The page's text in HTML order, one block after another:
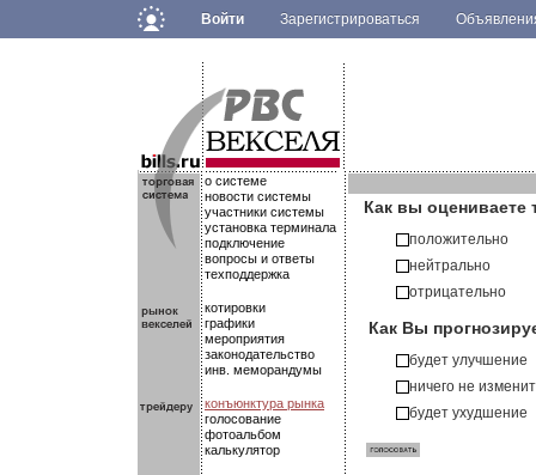
Войти Зарегистрироваться
.
.о системе
новости системы
участники системы
установка терминала
подключение
вопросы и ответы
техподдержка
котировки
графики
мероприятия
законодательство
инв. меморандумы
конъюнктура рынка
голосование
фотоальбом
калькулятор
.
Как вы оцениваете
положительно
нейтрально
отрицательно
Как Вы
будет улучшение
ничего не
будет ухудшение